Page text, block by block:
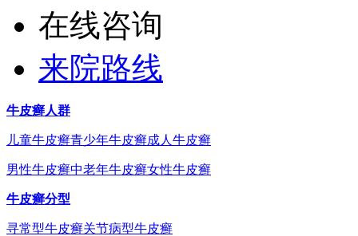
在线咨询
来院路线
牛皮癣人群
儿童牛皮癣青少年牛皮癣成人牛皮癣
男性牛皮癣中老年牛皮癣女性牛皮癣
牛皮癣分型
寻常型牛皮癣关节病型牛皮癣